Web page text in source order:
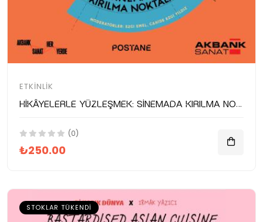
ETKINLIK
Hikâyelerle Yüzleşmek: Sinemada Kırılma Noktaları
(0)
₺250.00
STOKLAR TÜKENDI